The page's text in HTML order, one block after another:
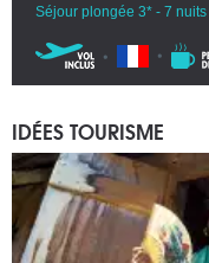
Séjour plongée 3* - 7
IDÉES TOURISME